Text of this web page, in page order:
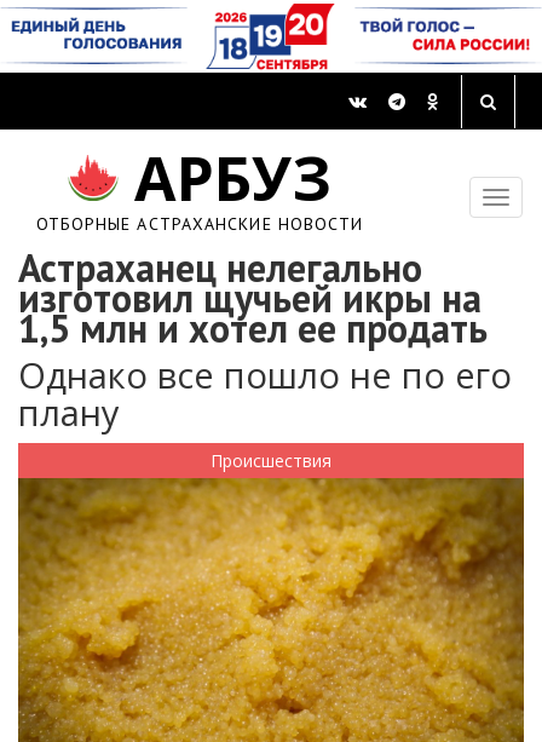
АРБУЗ
ОТБОРНЫЕ АСТРАХАНСКИЕ НОВОСТИ
Астраханец нелегально
изготовил щучьей икры на
1,5 млн и хотел ее продать
Однако все пошло не по его
плану
Происшествия